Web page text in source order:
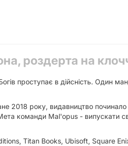
роздерта на
проступає в дійсність. Один
2018 року, видавництво починало
команди Mal'opus - випускати
Titan Books, Ubisoft, Square